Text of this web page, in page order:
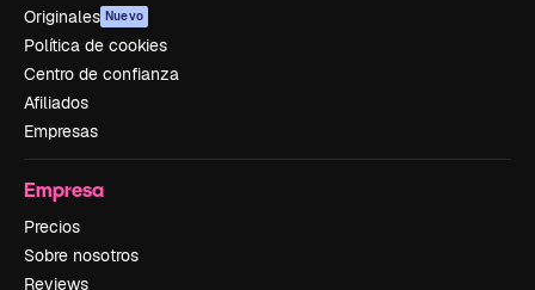
Originales Nuevo
Política de cookies
Centro de confianza
Afiliados
Empresas
Empresa
Precios
Sobre nosotros
Reviews